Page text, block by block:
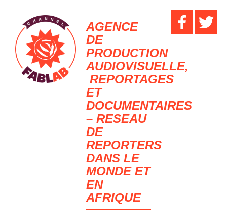
AGENCE
DE
PRODUCTION
AUDIOVISUELLE,
REPORTAGES
ET
DOCUMENTAIRES
– RESEAU
DE
REPORTERS
DANS LE
MONDE ET
EN
AFRIQUE